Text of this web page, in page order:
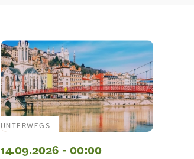
UNTERWEGS
14.09.2026 - 00:00